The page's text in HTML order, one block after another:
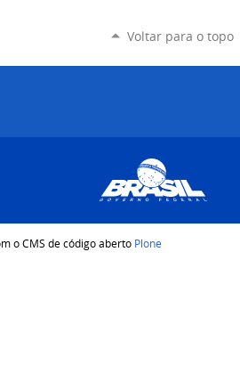
Voltar para o topo
o CMS de código aberto Plone